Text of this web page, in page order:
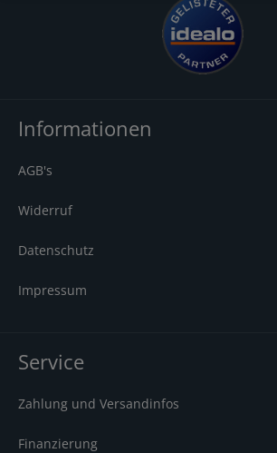
Informationen
AGB's
Widerruf
Datenschutz
Impressum
Service
Zahlung und Versandinfos
Finanzierung